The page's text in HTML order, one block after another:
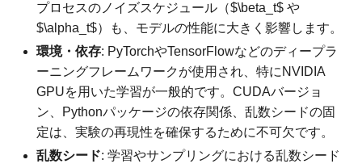
プロセスのノイズスケジュール（$\beta_t$ や
$\alpha_t$）も、モデルの性能に大きく影響します。
環境・依存: PyTorchやTensorFlowなどのディープラ
ーニングフレームワークが使用され、特にNVIDIA
GPUを用いた学習が一般的です。CUDAバージョ
ン、Pythonパッケージの依存関係、乱数シードの固
定は、実験の再現性を確保するために不可欠です。
乱数シード: 学習やサンプリングにおける乱数シード